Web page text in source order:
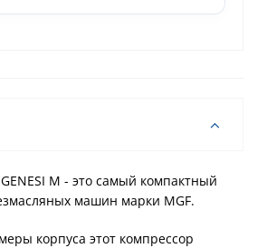
М - это самый компактный
машин марки MGF.
корпуса этот компрессор